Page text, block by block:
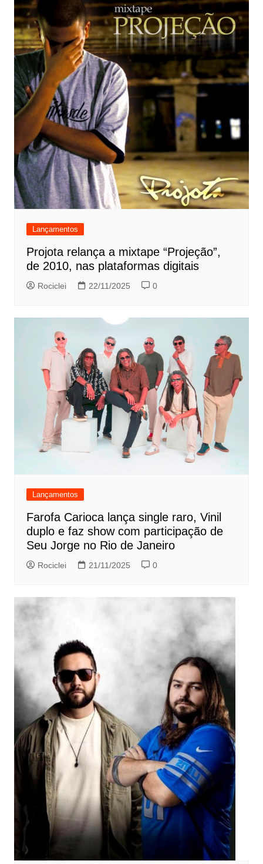
Lançamentos
Projota relança a mixtape “Projeção”,
de 2010, nas plataformas digitais
Rociclei 22/11/2025 0
Lançamentos
Farofa Carioca lança single raro, Vinil
duplo e faz show com participação de
Seu Jorge no Rio de Janeiro
Rociclei 21/11/2025 0